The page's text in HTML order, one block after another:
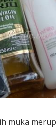
muka